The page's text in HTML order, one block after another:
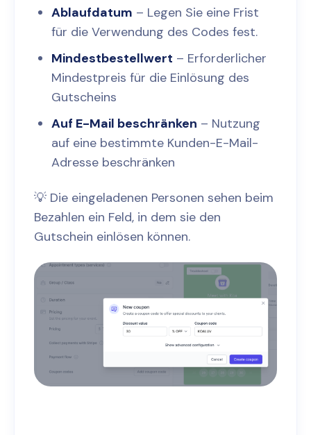
Ablaufdatum – Legen Sie eine Frist
für die Verwendung des Codes fest.
Mindestbestellwert – Erforderlicher
Mindestpreis für die Einlösung des
Gutscheins
Auf E-Mail beschränken – Nutzung
auf eine bestimmte Kunden-E-Mail-
Adresse beschränken
💡 Die eingeladenen Personen sehen beim
Bezahlen ein Feld, in dem sie den
Gutschein einlösen können.